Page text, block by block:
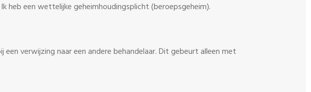
heb een wettelijke geheimhoudingsplicht (beroepsgeheim).
verwijzing naar een andere behandelaar. Dit gebeurt alleen met